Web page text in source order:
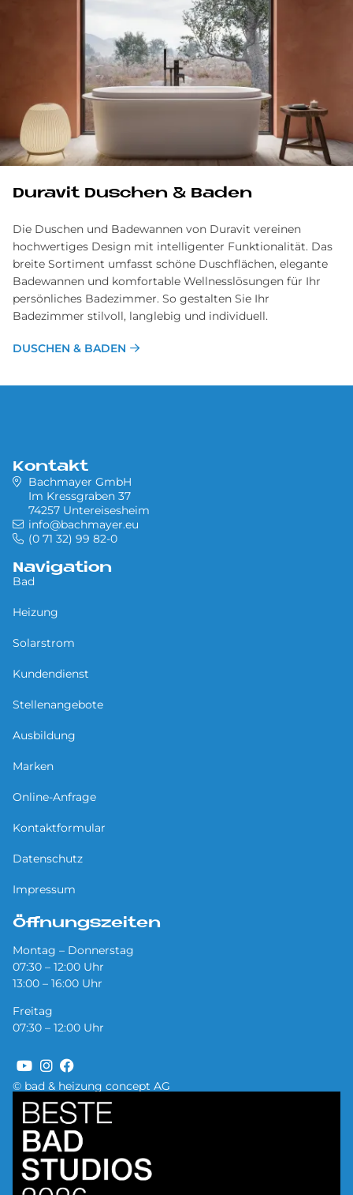
Du­ra­vit Du­schen & Ba­den
Die Duschen und Badewannen von Duravit vereinen
hochwertiges Design mit intelligenter Funktionalität. Das
breite Sortiment umfasst schöne Duschflächen, elegante
Badewannen und komfortable Wellnesslösungen für Ihr
persönliches Badezimmer. So gestalten Sie Ihr
Badezimmer stilvoll, langlebig und individuell.
DUSCHEN & BADEN
© bad & heizung concept AG
Kontakt
Bachmayer GmbH
Im Kressgraben 37
74257 Untereisesheim
info@bachmayer.eu
(0 71 32) 99 82-0
Navigation
Bad
Heizung
Solarstrom
Kundendienst
Stellenangebote
Ausbildung
Marken
Online-Anfrage
Kontaktformular
Datenschutz
Impressum
Öffnungszeiten
Montag – Donnerstag
07:30 – 12:00 Uhr
13:00 – 16:00 Uhr
Freitag
07:30 – 12:00 Uhr